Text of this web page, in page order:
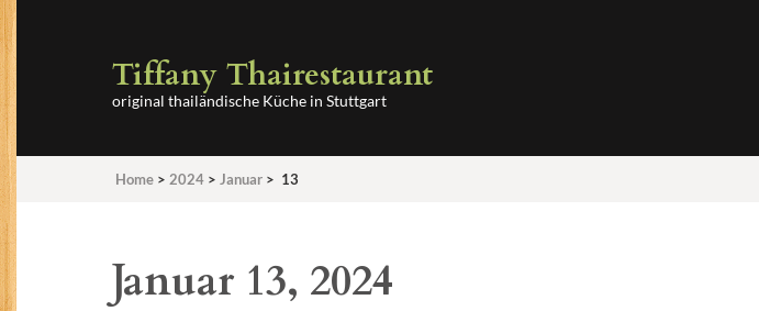
Tiffany Thairestaurant
original thailändische Küche in Stuttgart
Home > 2024 > Januar > 13
Januar 13, 2024